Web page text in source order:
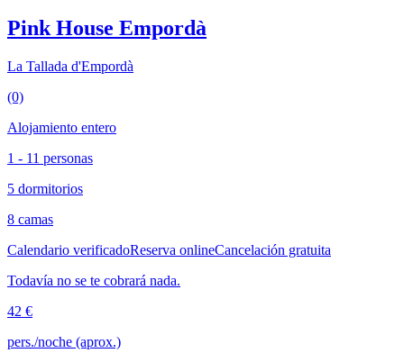
Pink House Empordà
La Tallada d'Empordà
(0)
Alojamiento entero
1 - 11 personas
5 dormitorios
8 camas
Calendario verificadoReserva onlineCancelación gratuita
Todavía no se te cobrará nada.
42 €
pers./noche (aprox.)